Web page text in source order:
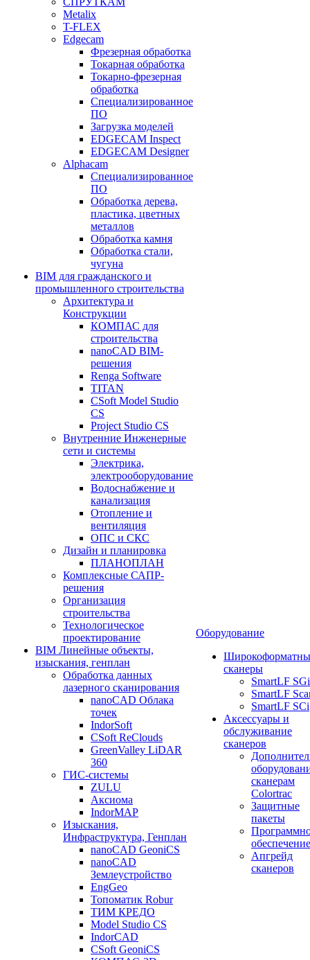
Metalix
T-FLEX
Edgecam
Фрезерная обработка
Токарная обработка
Токарно-фрезерная
обработка
Специализированное
ПО
Загрузка моделей
EDGECAM Inspect
EDGECAM Designer
Alphacam
Специализированное
ПО
Обработка дерева,
пластика, цветных
металлов
Обработка камня
Обработка стали,
чугуна
BIM для гражданского и
промышленного строительства
Архитектура и
Конструкции
КОМПАС для
строительства
nanoCAD BIM-
решения
Renga Software
TITAN
CSoft Model Studio
CS
Project Studio CS
Внутренние Инженерные
сети и системы
Электрика,
электрооборудование
Водоснабжение и
канализация
Отопление и
вентиляция
ОПС и СКС
Дизайн и планировка
ПЛАНОПЛАН
Комплексные САПР-
решения
Организация
строительства
Технологическое
проектирование
BIM Линейные объекты,
изыскания, генплан
Обработка данных
лазерного сканирования
nanoCAD Облака
точек
IndorSoft
CSoft ReClouds
GreenValley LiDAR
360
ГИС-системы
ZULU
Аксиома
IndorMAP
Изыскания,
Инфраструктура, Генплан
nanoCAD GeoniCS
nanoCAD
Землеустройство
EngGeo
Топоматик Robur
ТИМ КРЕДО
Model Studio CS
IndorCAD
CSoft GeoniCS
Оборудование
сканеры
SmartLF SGi
SmartLF
SmartLF SCi
Аксессуары и
обслуживание
сканеров
сканерам
Colortrac
Защитные
пакеты
обеспечение
Апгрейд
сканеров